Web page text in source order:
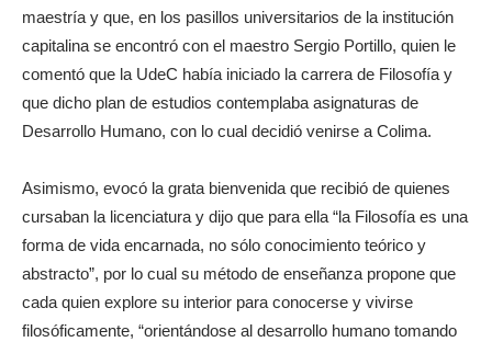
maestría y que, en los pasillos universitarios de la institución
capitalina se encontró con el maestro Sergio Portillo, quien le
comentó que la UdeC había iniciado la carrera de Filosofía y
que dicho plan de estudios contemplaba asignaturas de
Desarrollo Humano, con lo cual decidió venirse a Colima.
Asimismo, evocó la grata bienvenida que recibió de quienes
cursaban la licenciatura y dijo que para ella “la Filosofía es una
forma de vida encarnada, no sólo conocimiento teórico y
abstracto”, por lo cual su método de enseñanza propone que
cada quien explore su interior para conocerse y vivirse
filosóficamente, “orientándose al desarrollo humano tomando